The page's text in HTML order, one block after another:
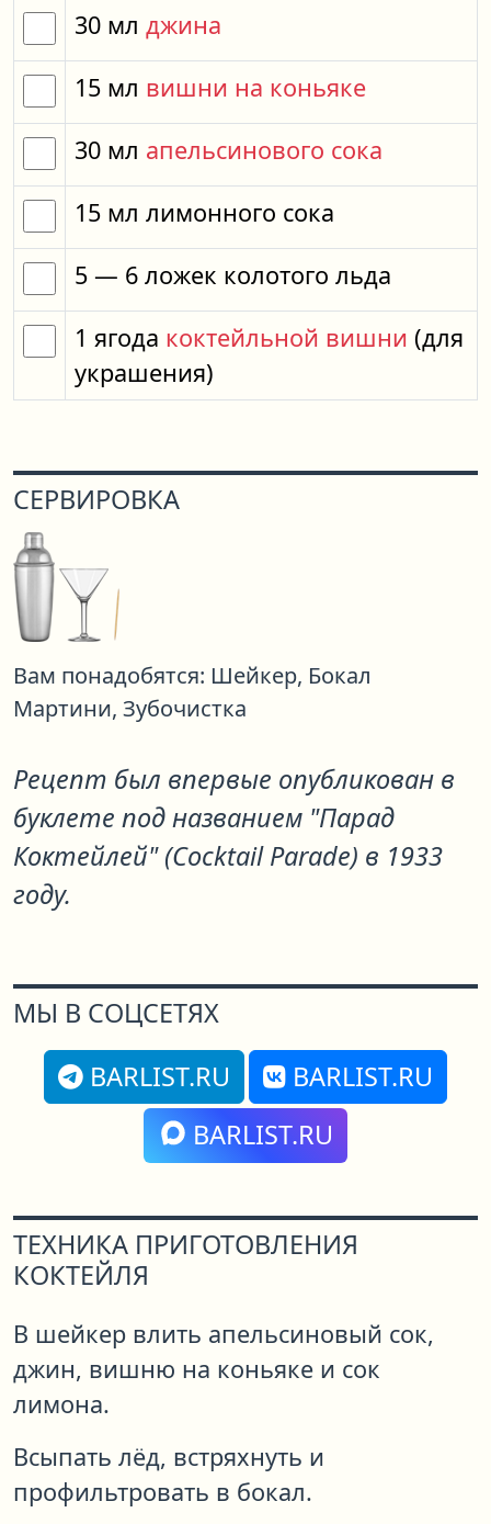
30 мл джина
15 мл вишни на коньяке
30 мл апельсинового сока
15 мл лимонного сока
5 — 6 ложек колотого льда
1 ягода коктейльной вишни (для
украшения)
СЕРВИРОВКА
Вам понадобятся: Шейкер, Бокал
Мартини, Зубочистка
Рецепт был впервые опубликован в
буклете под названием "Парад
Коктейлей" (Cocktail Parade) в 1933
году.
МЫ В СОЦСЕТЯХ
BARLIST.RU
BARLIST.RU
BARLIST.RU
ТЕХНИКА ПРИГОТОВЛЕНИЯ
КОКТЕЙЛЯ
В шейкер влить апельсиновый сок,
джин, вишню на коньяке и сок
лимона.
Всыпать лёд, встряхнуть и
профильтровать в бокал.